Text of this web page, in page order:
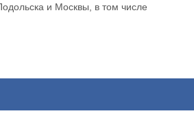
и Москвы, в том числе